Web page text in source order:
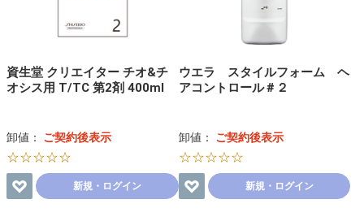
資生堂 クリエイター チオ&チ
オシス用 T/TC 第2剤 400ml
卸値： ご契約後表示
☆☆☆☆☆
新規・ログイン
ウエラ スタイルフォーム ヘ
アコントロール＃２
卸値： ご契約後表示
☆☆☆☆☆
新規・ログイン